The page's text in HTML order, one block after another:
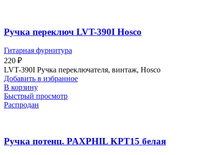
Ручка переключ LVT-390I Hosco
Гитарная фурнитура
220 ₽
LVT-390I Ручка переключателя, винтаж, Hosco
Добавить в избранное
В корзину
Быстрый просмотр
Распродан
Ручка потенц. PAXPHIL KPT15 белая